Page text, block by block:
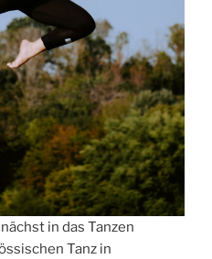
in das Tanzen
Tanz in